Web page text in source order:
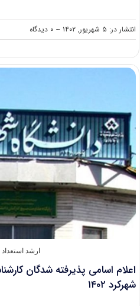
انتشار در: ۵ شهریور, ۱۴۰۲ -- ۰ دیدگاه
on
بروزرسانی
کارشناسی
دانشگاه
خواجه
نصیر
۱۴۰۲
ارشد
اعلام اسامی پذیرفته شدگان
شهرکرد ۱۴۰۲